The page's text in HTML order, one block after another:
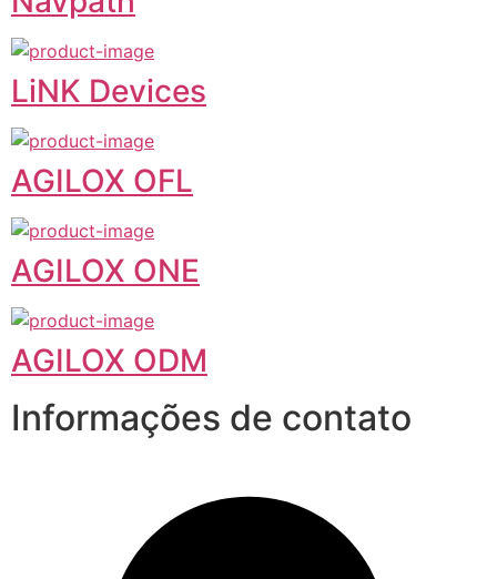
LiNK Devices
AGILOX OFL
AGILOX ONE
AGILOX ODM
Informações de contato